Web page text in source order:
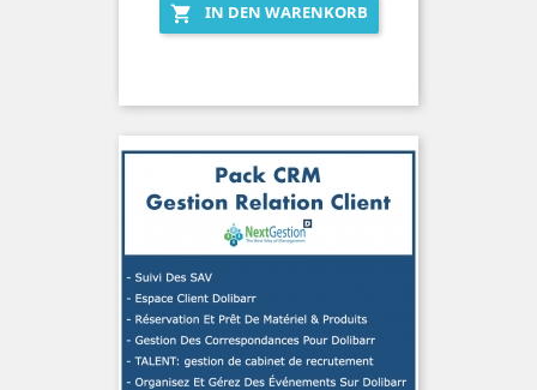

IN DEN WARENKORB